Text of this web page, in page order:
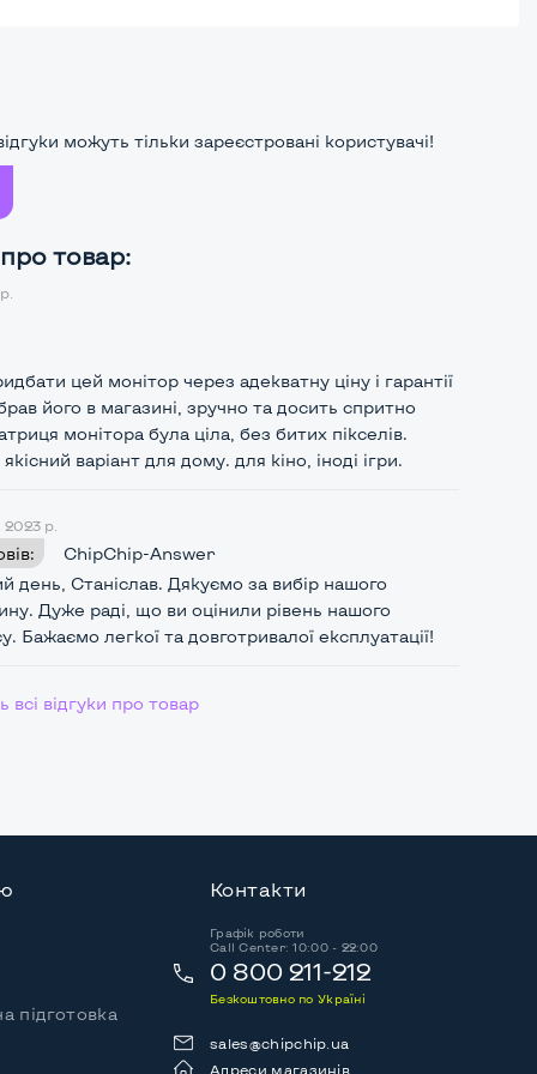
можуть тільки зареєстровані користувачі!
про товар:
цей монітор через адекватну ціну і гарантії
його в магазині, зручно та досить спритно
монітора була ціла, без битих пікселів.
варіант для дому. для кіно, іноді ігри.
р.
ChipChip-Answer
день, Станіслав. Дякуємо за вибір нашого
Дуже раді, що ви оцінили рівень нашого
всі відгуки про товар
підготовка
Контакти
Графік роботи
Call Center: 10:00 - 22:00
0 800 211-212
Безкоштовно по Україні
sales@chipchip.ua
Адреси магазинів